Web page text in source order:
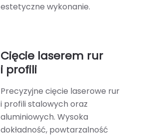
estetyczne wykonanie.
Cięcie laserem rur
i profili
Precyzyjne cięcie laserowe rur
i profili stalowych oraz
aluminiowych. Wysoka
dokładność, powtarzalność